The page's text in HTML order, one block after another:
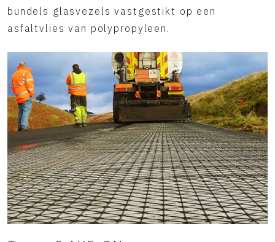
bundels glasvezels vastgestikt op een
asfaltvlies van polypropyleen.